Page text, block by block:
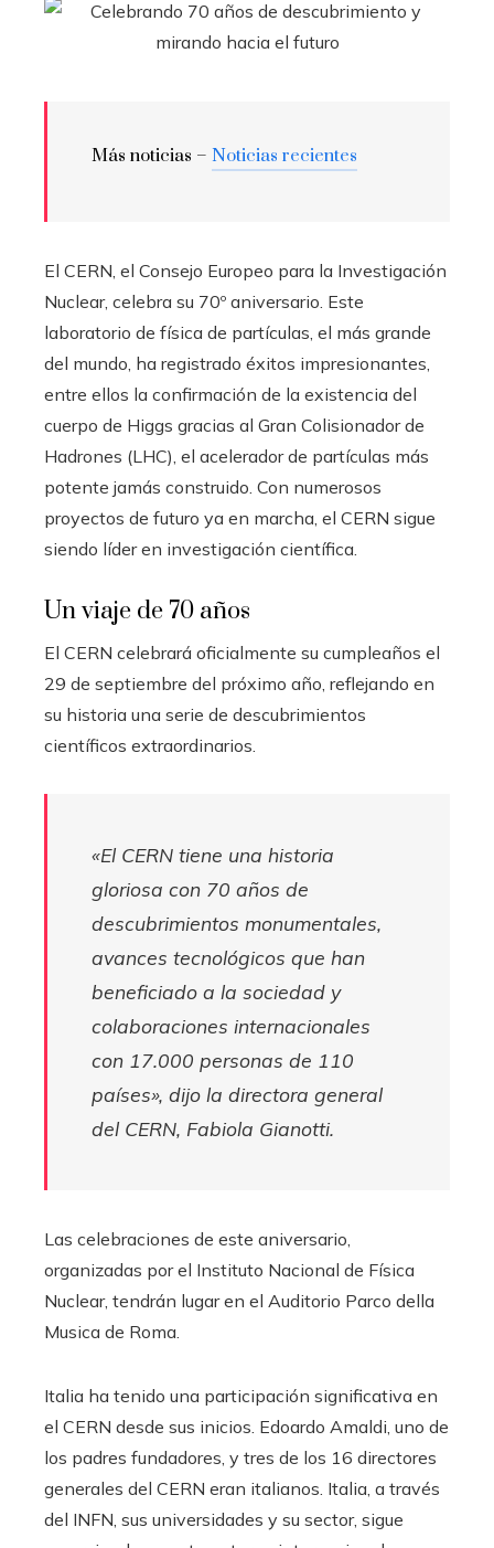
Más noticias – Noticias recientes
El CERN, el Consejo Europeo para la Investigación
Nuclear, celebra su 70º aniversario. Este
laboratorio de física de partículas, el más grande
del mundo, ha registrado éxitos impresionantes,
entre ellos la confirmación de la existencia del
cuerpo de Higgs gracias al Gran Colisionador de
Hadrones (LHC), el acelerador de partículas más
potente jamás construido. Con numerosos
proyectos de futuro ya en marcha, el CERN sigue
siendo líder en investigación científica.
Un viaje de 70 años
El CERN celebrará oficialmente su cumpleaños el
29 de septiembre del próximo año, reflejando en
su historia una serie de descubrimientos
científicos extraordinarios.
«El CERN tiene una historia
gloriosa con 70 años de
descubrimientos monumentales,
avances tecnológicos que han
beneficiado a la sociedad y
colaboraciones internacionales
con 17.000 personas de 110
países», dijo la directora general
del CERN, Fabiola Gianotti.
Las celebraciones de este aniversario,
organizadas por el Instituto Nacional de Física
Nuclear, tendrán lugar en el Auditorio Parco della
Musica de Roma.
Italia ha tenido una participación significativa en
el CERN desde sus inicios. Edoardo Amaldi, uno de
los padres fundadores, y tres de los 16 directores
generales del CERN eran italianos. Italia, a través
del INFN, sus universidades y su sector, sigue